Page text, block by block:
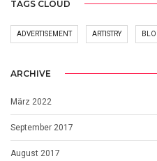
TAGS CLOUD
ADVERTISEMENT ARTISTRY
ARCHIVE
März 2022
September 2017
August 2017